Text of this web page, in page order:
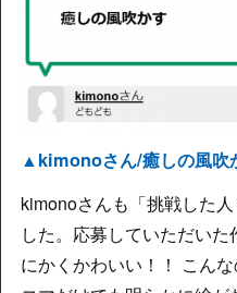
▲kimonoさん/癒しの風吹
kimonoさんも「挑戦した
した。応募していただい
にかくかわいい！！ こん